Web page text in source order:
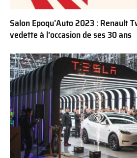
Salon Epoqu’Auto 2023 : Renault
vedette à l’occasion de ses 30 ans